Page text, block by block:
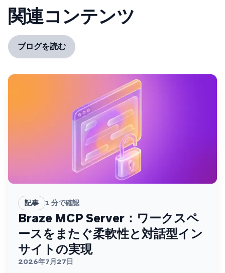
関連コンテンツ
ブログを読む
記事 1 分で確認
Braze MCP Server：ワークスペ
ースをまたぐ柔軟性と対話型イン
サイトの実現
2026年7月27日